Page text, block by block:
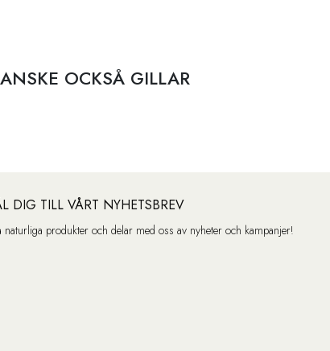
OCKSÅ GILLAR
DIG TILL VÅRT NYHETSBREV
produkter och delar med oss av nyheter och kampanjer!